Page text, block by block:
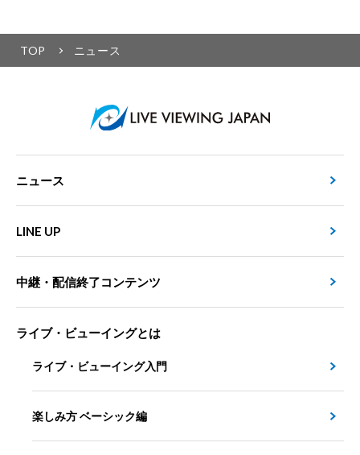
TOP ニュース
ニュース
LINE UP
中継・配信終了コンテンツ
ライブ・ビューイングとは
ライブ・ビューイング入門
楽しみ方 ベーシック編